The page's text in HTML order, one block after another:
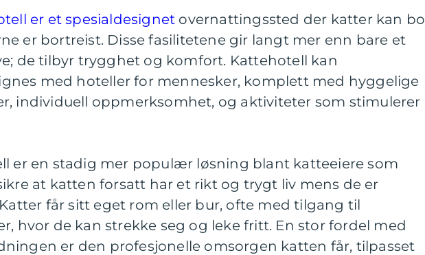
er et spesialdesignet overnattingssted der katter kan bo
er bortreist. Disse fasilitetene gir langt mer enn bare et
de tilbyr trygghet og komfort. Kattehotell kan
med hoteller for mennesker, komplett med hyggelige
individuell oppmerksomhet, og aktiviteter som stimulerer
er en stadig mer populær løsning blant katteeiere som
at katten forsatt har et rikt og trygt liv mens de er
får sitt eget rom eller bur, ofte med tilgang til
hvor de kan strekke seg og leke fritt. En stor fordel med
er den profesjonelle omsorgen katten får, tilpasset